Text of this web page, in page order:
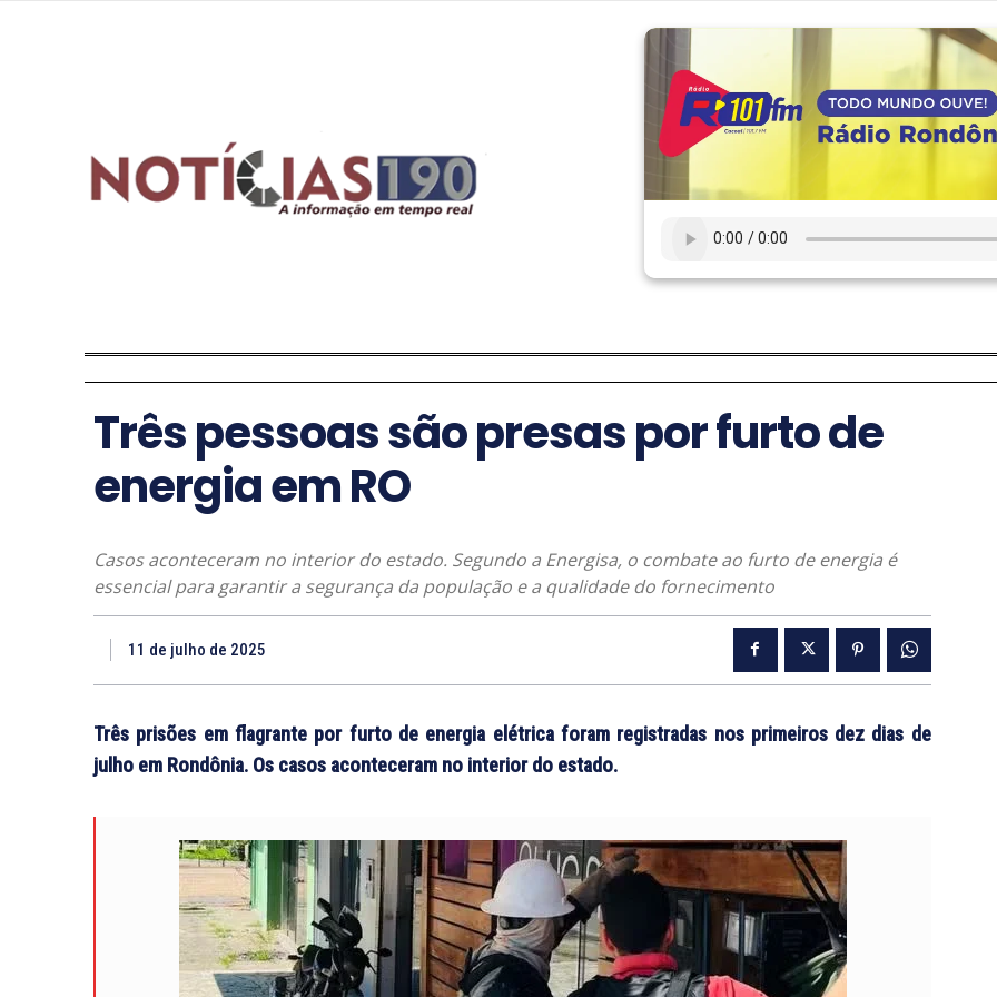
Três pessoas são presas por furto de
energia em RO
Casos aconteceram no interior do estado. Segundo a Energisa, o combate ao furto de energia é
essencial para garantir a segurança da população e a qualidade do fornecimento
11 de julho de 2025
Três prisões em flagrante por furto de energia elétrica foram registradas nos primeiros dez dias de
julho em Rondônia. Os casos aconteceram no interior do estado.